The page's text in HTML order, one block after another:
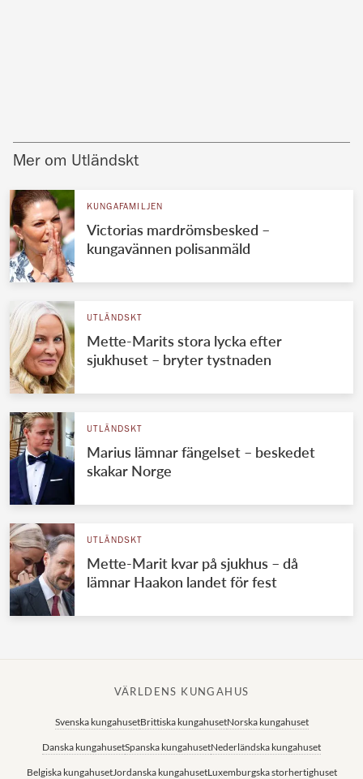
Mer om Utländskt
KUNGAFAMILJEN
Victorias mardrömsbesked –
kungavännen polisanmäld
UTLÄNDSKT
Mette-Marits stora lycka efter
sjukhuset – bryter tystnaden
UTLÄNDSKT
Marius lämnar fängelset – beskedet
skakar Norge
UTLÄNDSKT
Mette-Marit kvar på sjukhus – då
lämnar Haakon landet för fest
VÄRLDENS KUNGAHUS
Svenska kungahusetBrittiska kungahusetNorska kungahuset
Danska kungahusetSpanska kungahusetNederländska kungahuset
Belgiska kungahusetJordanska kungahusetLuxemburgska storhertighuset